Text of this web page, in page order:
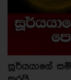
සූර්යයාගේ